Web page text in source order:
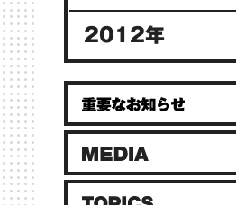
2012年